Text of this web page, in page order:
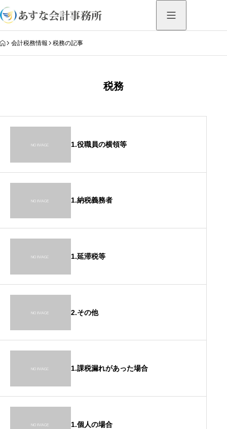
HOME
会計税務情報 税務の記事
税務
1.役職員の横領等
1.納税義務者
1.延滞税等
2.その他
1.課税漏れがあった場合
1.個人の場合